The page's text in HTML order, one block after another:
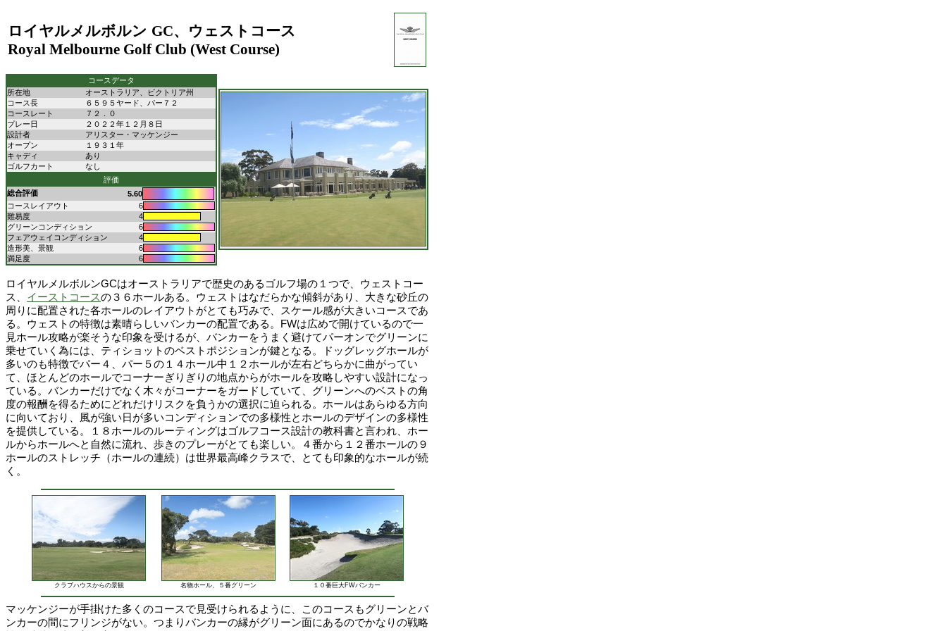
ロイヤルメルボルン GC、ウェストコース
Royal Melbourne Golf Club (West Course)
コースデータ
所在地
オーストラリア、ビクトリア州
コース長
６５９５ヤード、パー７２
コースレート
７２．０
プレー日
２０２２年１２月８日
設計者
アリスター・マッケンジー
オープン
１９３１年
キャディ
あり
ゴルフカート
なし
評価
総合評価
5.60
コースレイアウト
6
難易度
4
グリーンコンディション
6
フェアウェイコンディション
4
造形美、景観
6
満足度
6
ロイヤルメルボルンGCはオーストラリアで歴史のあるゴルフ場の１つで、ウェストコー
ス、 イーストコースの３６ホールある。ウェストはなだらかな傾斜があり、大きな砂丘の
周りに配置された各ホールのレイアウトがとても巧みで、スケール感が大きいコースであ
る。ウェストの特徴は素晴らしいバンカーの配置である。FWは広めで開けているので一
見ホール攻略が楽そうな印象を受けるが、バンカーをうまく避けてパーオンでグリーンに
乗せていく為には、ティショットのベストポジションが鍵となる。ドッグレッグホールが
多いのも特徴でパー４、パー５の１４ホール中１２ホールが左右どちらかに曲がってい
て、ほとんどのホールでコーナーぎりぎりの地点からがホールを攻略しやすい設計になっ
ている。バンカーだけでなく木々がコーナーをガードしていて、グリーンへのベストの角
度の報酬を得るためにどれだけリスクを負うかの選択に迫られる。ホールはあらゆる方向
に向いており、風が強い日が多いコンディションでの多様性とホールのデザインの多様性
を提供している。１８ホールのルーティングはゴルフコース設計の教科書と言われ、ホー
ルからホールへと自然に流れ、歩きのプレーがとても楽しい。４番から１２番ホールの９
ホールのストレッチ（ホールの連続）は世界最高峰クラスで、とても印象的なホールが続
く。
クラブハウスからの景観 名物ホール、５番グリーン １０番巨大FWバンカー
マッケンジーが手掛けた多くのコースで見受けられるように、このコースもグリーンとバ
ンカーの間にフリンジがない。つまりバンカーの縁がグリーン面にあるのでかなりの戦略